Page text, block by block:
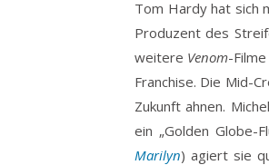
Tom Hardy hat sich
Produzent des
weitere Venom-
Franchise. Die Mid-
Zukunft ahnen.
ein „Golden Globe-
Marilyn) agiert sie